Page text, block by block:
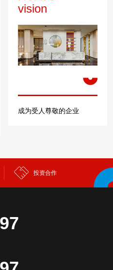
vision
成为受人尊敬的企业
投资合作